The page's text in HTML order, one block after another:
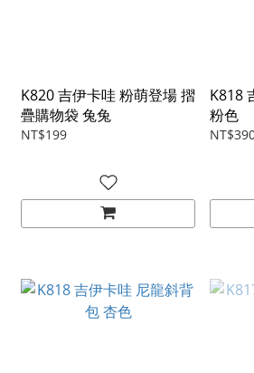
K820 吉伊卡哇 粉萌登場 摺
疊購物袋 兔兔
NT$199
K818
粉色